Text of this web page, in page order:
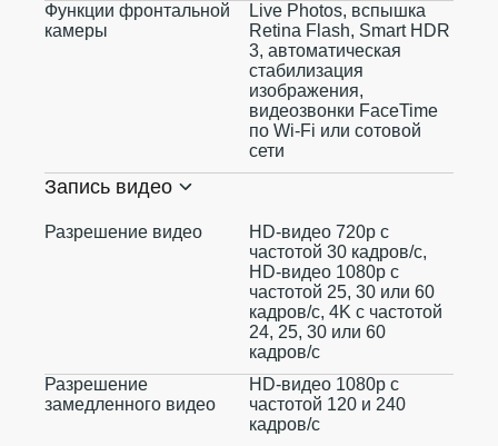
Функции фронтальной
камеры
Live Photos, вспышка
Retina Flash, Smart HDR
3, автоматическая
стабилизация
изображения,
видеозвонки FaceTime
по Wi‑Fi или сотовой
сети
Запись видео
Разрешение видео
HD-видео 720p с
частотой 30 кадров/ с,
HD-видео 1080p с
частотой 25, 30 или 60
кадров/ с, 4K с частотой
24, 25, 30 или 60
кадров/ с
Разрешение
замедленного видео
HD-видео 1080р с
частотой 120 и 240
кадров/ с